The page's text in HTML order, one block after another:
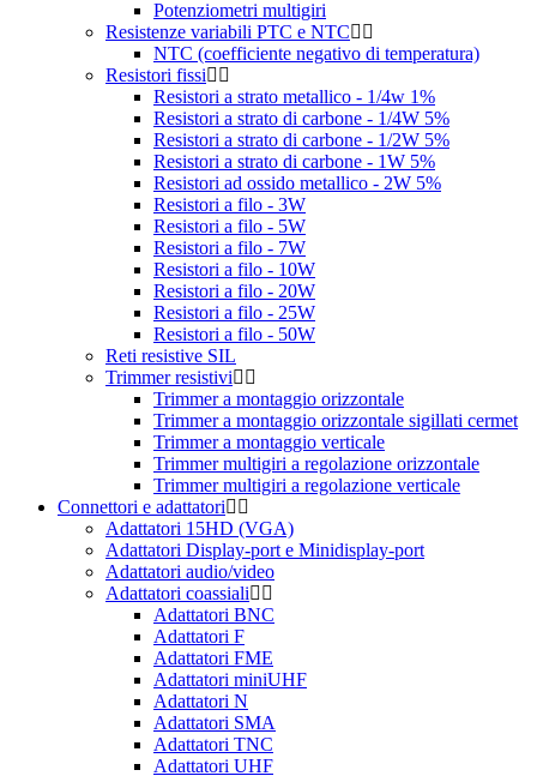
Potenziometri multigiri
Resistenze variabili PTC e NTC
NTC (coefficiente negativo di temperatura)
Resistori fissi
Resistori a strato metallico - 1/4w 1%
Resistori a strato di carbone - 1/4W 5%
Resistori a strato di carbone - 1/2W 5%
Resistori a strato di carbone - 1W 5%
Resistori ad ossido metallico - 2W 5%
Resistori a filo - 3W
Resistori a filo - 5W
Resistori a filo - 7W
Resistori a filo - 10W
Resistori a filo - 20W
Resistori a filo - 25W
Resistori a filo - 50W
Reti resistive SIL
Trimmer resistivi
Trimmer a montaggio orizzontale
Trimmer a montaggio orizzontale sigillati cermet
Trimmer a montaggio verticale
Trimmer multigiri a regolazione orizzontale
Trimmer multigiri a regolazione verticale
Connettori e adattatori
Adattatori 15HD (VGA)
Adattatori Display-port e Minidisplay-port
Adattatori audio/video
Adattatori coassiali
Adattatori BNC
Adattatori F
Adattatori FME
Adattatori miniUHF
Adattatori N
Adattatori SMA
Adattatori TNC
Adattatori UHF